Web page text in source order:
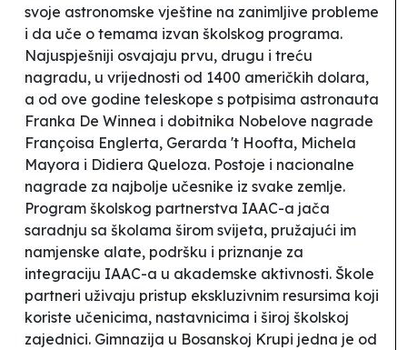
svoje astronomske vještine na zanimljive probleme
i da uče o temama izvan školskog programa.
Najuspješniji osvajaju prvu, drugu i treću
nagradu, u vrijednosti od 1400 američkih dolara,
a od ove godine teleskope s potpisima astronauta
Franka De Winnea i dobitnika Nobelove nagrade
Françoisa Englerta, Gerarda 't Hoofta, Michela
Mayora i Didiera Queloza. Postoje i nacionalne
nagrade za najbolje učesnike iz svake zemlje.
Program školskog partnerstva IAAC-a jača
saradnju sa školama širom svijeta, pružajući im
namjenske alate, podršku i priznanje za
integraciju IAAC-a u akademske aktivnosti. Škole
partneri uživaju pristup ekskluzivnim resursima koji
koriste učenicima, nastavnicima i široj školskoj
zajednici. Gimnazija u Bosanskoj Krupi jedna je od